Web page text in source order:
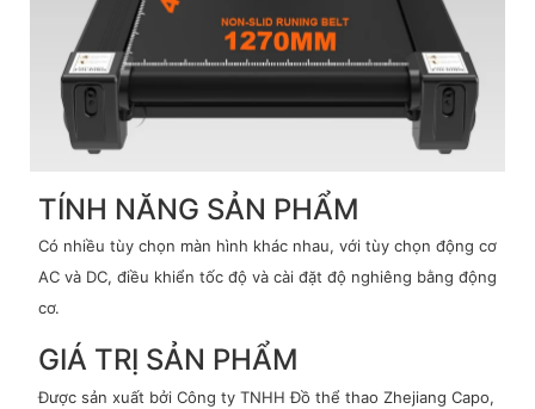
TÍNH NĂNG SẢN PHẨM
Có nhiều tùy chọn màn hình khác nhau, với tùy chọn động cơ
AC và DC, điều khiển tốc độ và cài đặt độ nghiêng bằng động
cơ.
GIÁ TRỊ SẢN PHẨM
Được sản xuất bởi Công ty TNHH Đồ thể thao Zhejiang Capo,